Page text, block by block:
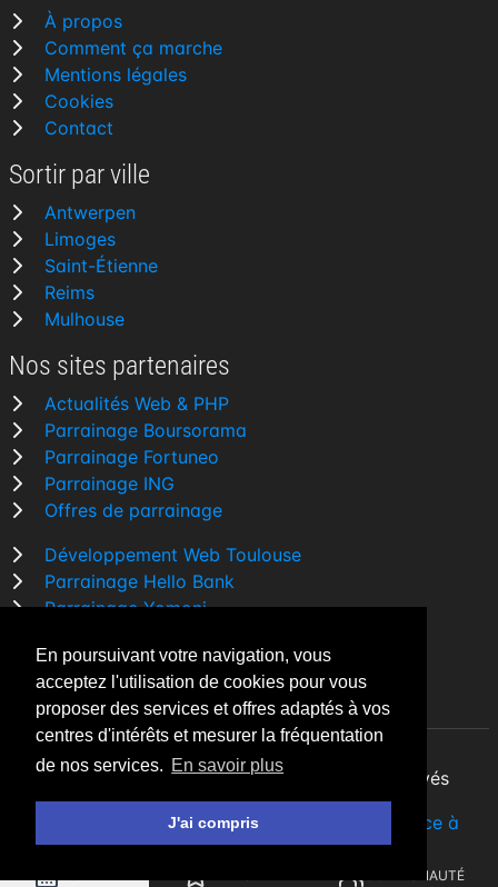
En poursuivant votre navigation, vous
acceptez l'utilisation de cookies pour vous
proposer des services et offres adaptés à vos
centres d'intérêts et mesurer la fréquentation
de nos services. En savoir plus
J'ai compris
COMMUNAUTÉ
À propos
Comment ça marche
Mentions légales
Cookies
Contact
Sortir par ville
Antwerpen
Limoges
Saint-Étienne
Reims
Mulhouse
Nos sites partenaires
Actualités Web & PHP
Parrainage Boursorama
Parrainage Fortuneo
Parrainage ING
Offres de parrainage
Développement Web Toulouse
Parrainage Hello Bank
Parrainage Yomoni
Comparatif banque
By Night v5.7.3| © 2026 - Tous droits réservés
par undéveloppeur Web Freelance à
Toulouse